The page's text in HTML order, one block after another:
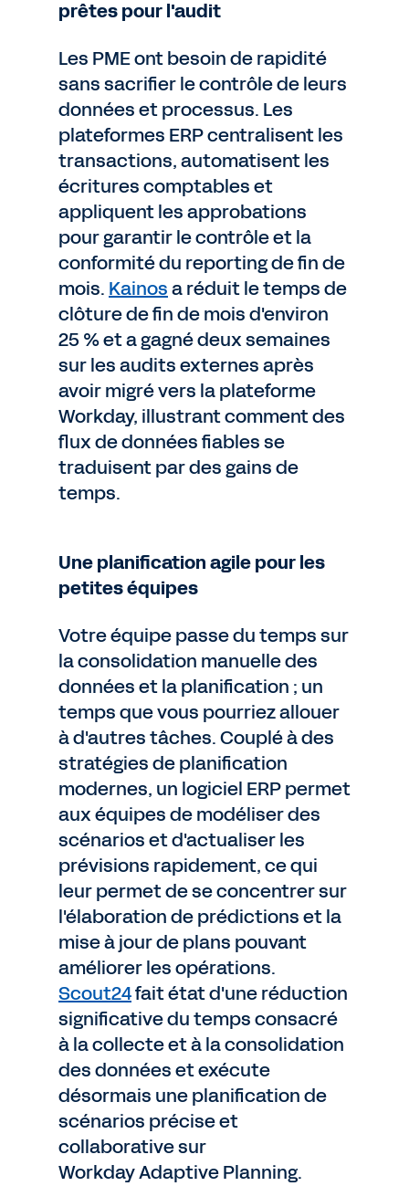
prêtes pour l'audit
Les PME ont besoin de rapidité
sans sacrifier le contrôle de leurs
données et processus. Les
plateformes ERP centralisent les
transactions, automatisent les
écritures comptables et
appliquent les approbations
pour garantir le contrôle et la
conformité du reporting de fin de
mois. Kainosa réduit le temps de
clôture de fin de mois d'environ
25 % et a gagné deux semaines
sur les audits externes après
avoir migré vers la plateforme
Workday, illustrant comment des
flux de données fiables se
traduisent par des gains de
temps.
Une planification agile pour les
petites équipes
Votre équipe passe du temps sur
la consolidation manuelle des
données et la planification ; un
temps que vous pourriez allouer
à d'autres tâches. Couplé à des
stratégies de planification
modernes, un logiciel ERP permet
aux équipes de modéliser des
scénarios et d'actualiser les
prévisions rapidement, ce qui
leur permet de se concentrer sur
l'élaboration de prédictions et la
mise à jour de plans pouvant
améliorer les opérations.
Scout24fait état d'une réduction
significative du temps consacré
à la collecte et à la consolidation
des données et exécute
désormais une planification de
scénarios précise et
collaborative sur
Workday Adaptive Planning.